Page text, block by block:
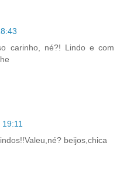
carinho, né?! Lindo e com
beijos,chica